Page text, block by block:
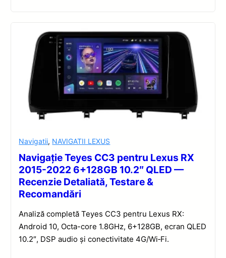
Navigatii, NAVIGATII LEXUS
Navigație Teyes CC3 pentru Lexus RX
2015-2022 6+128GB 10.2″ QLED —
Recenzie Detaliată, Testare &
Recomandări
Analiză completă Teyes CC3 pentru Lexus RX:
Android 10, Octa-core 1.8GHz, 6+128GB, ecran QLED
10.2″, DSP audio și conectivitate 4G/Wi‑Fi.